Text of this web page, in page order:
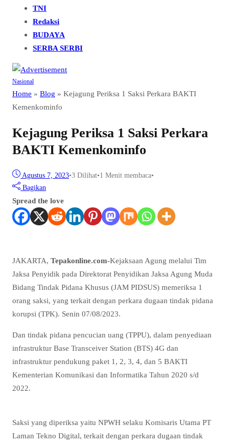
TNI
Redaksi
BUDAYA
SERBA SERBI
Nasional
Home » Blog » Kejagung Periksa 1 Saksi Perkara BAKTI
Kemenkominfo
Kejagung Periksa 1 Saksi Perkara
BAKTI Kemenkominfo
Agustus 7, 2023•3 Dilihat•1 Menit membaca•
Bagikan
Spread the love
JAKARTA, Tepakonline.com-Kejaksaan Agung melalui Tim
Jaksa Penyidik pada Direktorat Penyidikan Jaksa Agung Muda
Bidang Tindak Pidana Khusus (JAM PIDSUS) memeriksa 1
orang saksi, yang terkait dengan perkara dugaan tindak pidana
korupsi (TPK). Senin 07/08/2023.
Dan tindak pidana pencucian uang (TPPU), dalam penyediaan
infrastruktur Base Transceiver Station (BTS) 4G dan
infrastruktur pendukung paket 1, 2, 3, 4, dan 5 BAKTI
Kementerian Komunikasi dan Informatika Tahun 2020 s/d
2022.
Saksi yang diperiksa yaitu NPWH selaku Komisaris Utama PT
Laman Tekno Digital, terkait dengan perkara dugaan tindak